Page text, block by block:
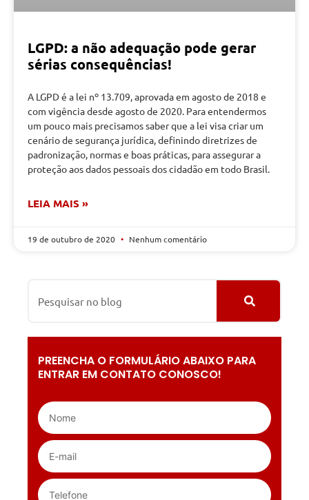
LGPD: a não adequação pode gerar
sérias consequências!
A LGPD é a lei nº 13.709, aprovada em agosto de 2018 e
com vigência desde agosto de 2020. Para entendermos
um pouco mais precisamos saber que a lei visa criar um
cenário de segurança jurídica, definindo diretrizes de
padronização, normas e boas práticas, para assegurar a
proteção aos dados pessoais dos cidadão em todo Brasil.
LEIA MAIS »
19 de outubro de 2020 Nenhum comentário
PREENCHA O FORMULÁRIO ABAIXO PARA
ENTRAR EM CONTATO CONOSCO!